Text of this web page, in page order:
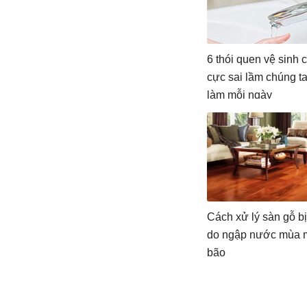
6 thói quen vệ sinh
cực sai lầm chúng
làm mỗi ngày
Cách xử lý sàn gỗ
do ngập nước mùa
bão